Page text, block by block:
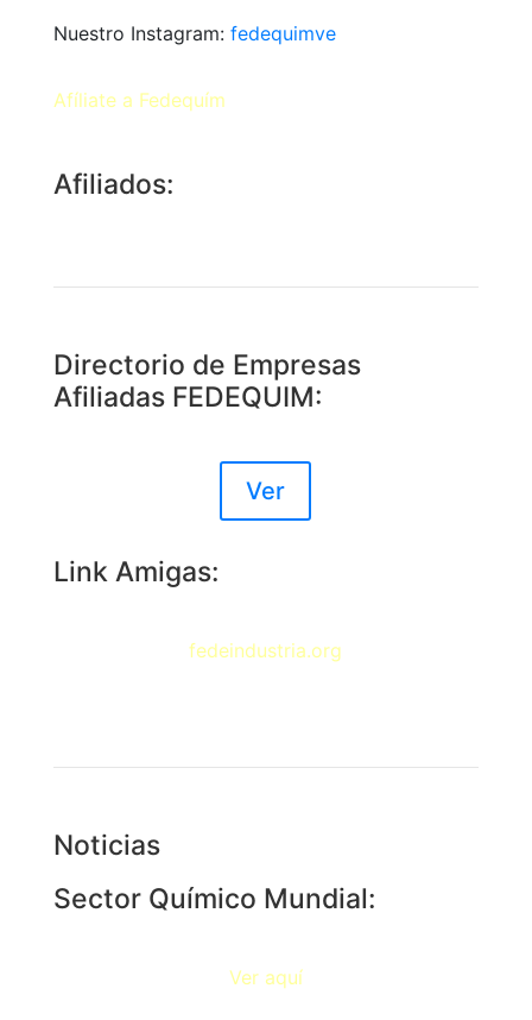
Nuestro Instagram: fedequimve
Afíliate a Fedequím
Afiliados:
Directorio de Empresas
Afiliadas FEDEQUIM:
Ver
Link Amigas:
fedeindustria.org
Noticias
Sector Químico Mundial:
Ver aquí